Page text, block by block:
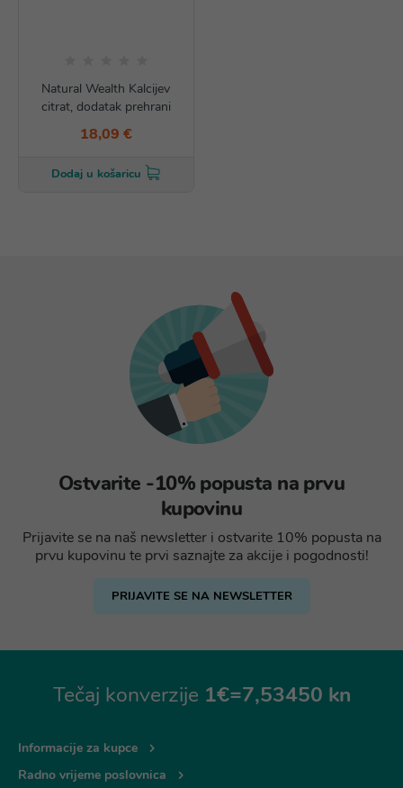
Natural Wealth Kalcijev
citrat, dodatak prehrani
18,09 €
Dodaj u košaricu
Ostvarite -10% popusta na prvu
kupovinu
Prijavite se na naš newsletter i ostvarite 10% popusta na
prvu kupovinu te prvi saznajte za akcije i pogodnosti!
PRIJAVITE SE NA NEWSLETTER
Tečaj konverzije 1€=7,53450 kn
Informacije za kupce
Radno vrijeme poslovnica